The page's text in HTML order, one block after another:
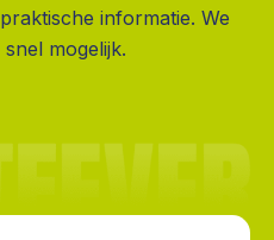
informatie. We
mogelijk.